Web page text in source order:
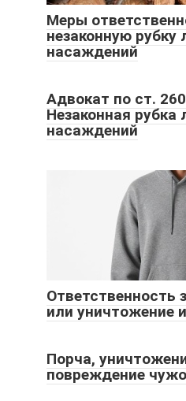
Меры
незаконную рубку
насаждений
Адвокат по ст.
Незаконная рубка
насаждений
Ответственность
или уничтожение
Порча,
повреждение